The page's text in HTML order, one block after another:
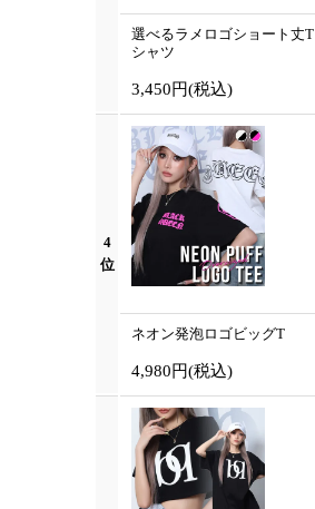
選べるラメロゴショート丈T
シャツ
3,450円(税込)
4
位
ネオン発泡ロゴビッグT
4,980円(税込)